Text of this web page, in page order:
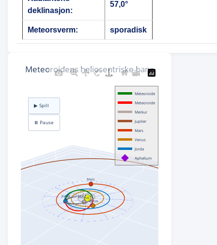
deklinasjon:
57,0°
Meteorsverm: sporadisk